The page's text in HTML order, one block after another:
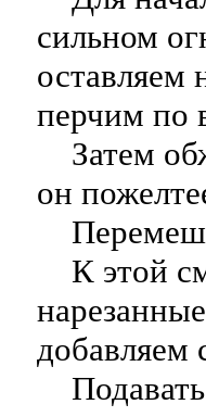
сильном
оставляем
перчим по
Затем
он
К этой
добавляем